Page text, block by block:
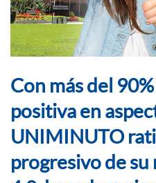
Con más del
positiva en
UNIMINUTO
progresivo de